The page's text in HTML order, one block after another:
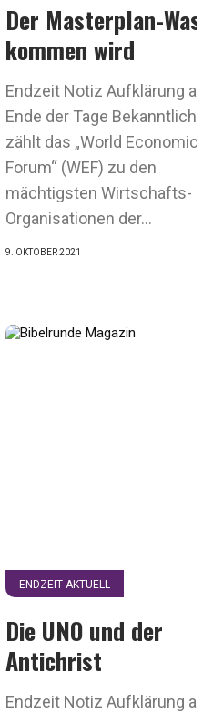
Der Masterplan-Was
kommen wird
Endzeit Notiz Aufklärung
Ende der Tage Bekanntlich
zählt das „World Economic
Forum“ (WEF) zu den
mächtigsten Wirtschafts-
Organisationen der...
9. OKTOBER 2021
ENDZEIT AKTUELL
Die UNO und der
Antichrist
Endzeit Notiz Aufklärung